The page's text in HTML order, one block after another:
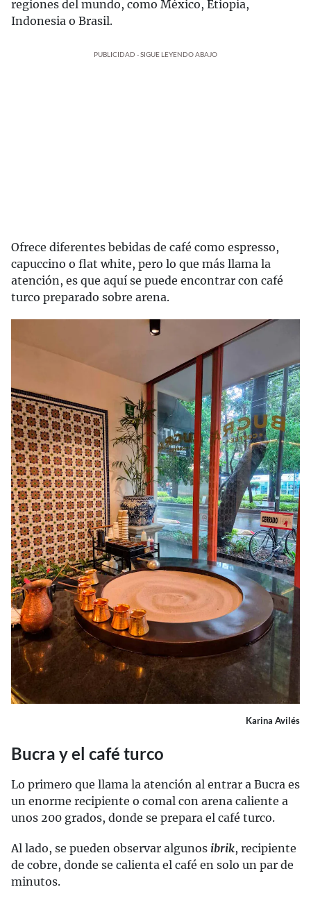
regiones del mundo, como México, Etiopía,
Indonesia o Brasil.
PUBLICIDAD - SIGUE LEYENDO ABAJO
Ofrece diferentes bebidas de café como espresso,
capuccino o flat white, pero lo que más llama la
atención, es que aquí se puede encontrar con café
turco preparado sobre arena.
Karina Avilés
Bucra y el café turco
Lo primero que llama la atención al entrar a Bucra es
un enorme recipiente o comal con arena caliente a
unos 200 grados, donde se prepara el café turco.
Al lado, se pueden observar algunos ibrik, recipiente
de cobre, donde se calienta el café en solo un par de
minutos.